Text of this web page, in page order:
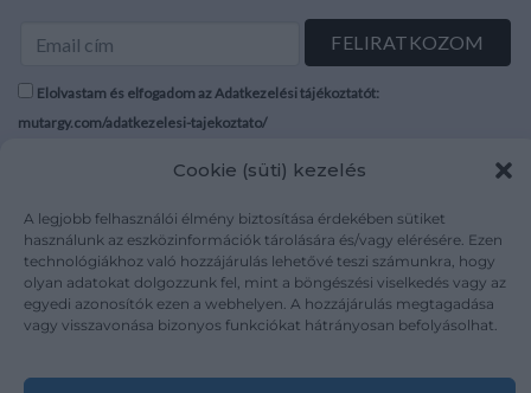
Cookie (süti) kezelés
A legjobb felhasználói élmény biztosítása érdekében sütiket
használunk az eszközinformációk tárolására és/vagy elérésére. Ezen
technológiákhoz való hozzájárulás lehetővé teszi számunkra, hogy
olyan adatokat dolgozzunk fel, mint a böngészési viselkedés vagy az
egyedi azonosítók ezen a webhelyen. A hozzájárulás megtagadása
vagy visszavonása bizonyos funkciókat hátrányosan befolyásolhat.
Elolvastam és elfogadom az Adatkezelési tájékoztatót:
mutargy.com/adatkezelesi-tajekoztato/
Médiaajánlat
Karrier
Kapcsolat
Áraink
ÁSZF
Adatvédelem
Impresszum